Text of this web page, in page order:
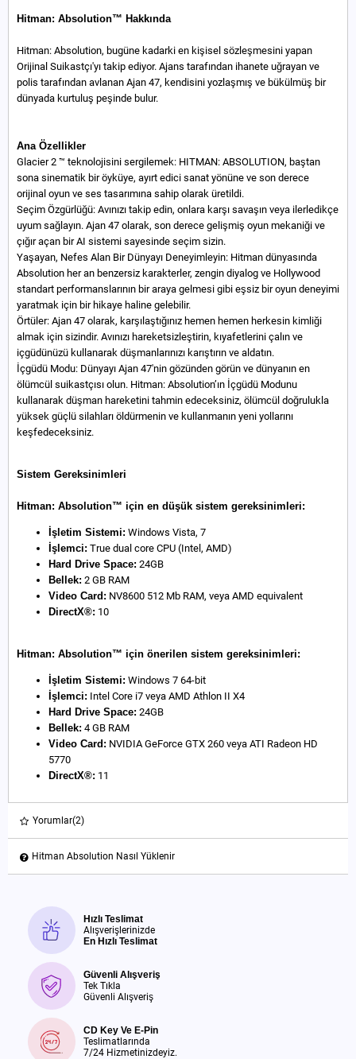
Hitman: Absolution™ Hakkında
Hitman: Absolution, bugüne kadarki en kişisel sözleşmesini yapan
Orijinal Suikastçı'yı takip ediyor. Ajans tarafından ihanete uğrayan ve
polis tarafından avlanan Ajan 47, kendisini yozlaşmış ve bükülmüş bir
dünyada kurtuluş peşinde bulur.
Ana Özellikler
Glacier 2 ™ teknolojisini sergilemek: HITMAN: ABSOLUTION, baştan
sona sinematik bir öyküye, ayırt edici sanat yönüne ve son derece
orijinal oyun ve ses tasarımına sahip olarak üretildi.
Seçim Özgürlüğü: Avınızı takip edin, onlara karşı savaşın veya ilerledikçe
uyum sağlayın. Ajan 47 olarak, son derece gelişmiş oyun mekaniği ve
çığır açan bir AI sistemi sayesinde seçim sizin.
Yaşayan, Nefes Alan Bir Dünyayı Deneyimleyin: Hitman dünyasında
Absolution her an benzersiz karakterler, zengin diyalog ve Hollywood
standart performanslarının bir araya gelmesi gibi eşsiz bir oyun deneyimi
yaratmak için bir hikaye haline gelebilir.
Örtüler: Ajan 47 olarak, karşılaştığınız hemen hemen herkesin kimliği
almak için sizindir. Avınızı hareketsizleştirin, kıyafetlerini çalın ve
içgüdünüzü kullanarak düşmanlarınızı karıştırın ve aldatın.
İçgüdü Modu: Dünyayı Ajan 47'nin gözünden görün ve dünyanın en
ölümcül suikastçısı olun. Hitman: Absolution’ın İçgüdü Modunu
kullanarak düşman hareketini tahmin edeceksiniz, ölümcül doğrulukla
yüksek güçlü silahları öldürmenin ve kullanmanın yeni yollarını
keşfedeceksiniz.
Sistem Gereksinimleri
Hitman: Absolution™ için en düşük sistem gereksinimleri:
İşletim Sistemi: Windows Vista, 7
İşlemci: True dual core CPU (Intel, AMD)
Hard Drive Space: 24GB
Bellek: 2 GB RAM
Video Card: NV8600 512 Mb RAM, veya AMD equivalent
DirectX®: 10
Hitman: Absolution™ için önerilen sistem gereksinimleri:
İşletim Sistemi: Windows 7 64-bit
İşlemci: Intel Core i7 veya AMD Athlon II X4
Hard Drive Space: 24GB
Bellek: 4 GB RAM
Video Card: NVIDIA GeForce GTX 260 veya ATI Radeon HD
5770
DirectX®: 11
Yorumlar(2)
Hitman Absolution Nasıl Yüklenir
Hızlı Teslimat
Alışverişlerinizde
En Hızlı Teslimat
Güvenli Alışveriş
Tek Tıkla
Güvenli Alışveriş
CD Key Ve E-Pin
Teslimatlarında
7/24 Hizmetinizdeyiz.